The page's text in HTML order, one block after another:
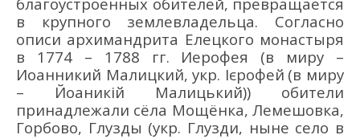
в крупного землевладельца. Согласно
описи архимандрита Елецкого монастыря
в 1774 – 1788 гг. Иерофея (в миру –
Иоанникий Малицкий, укр. Ієрофей (в миру
– Йоаникій Малицький)) обители
принадлежали сёла Мощёнка, Лемешовка,
Горбово, Глузды (укр. Глузди, ныне село в